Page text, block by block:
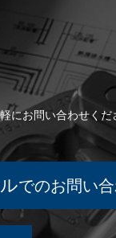
にお問い合わせくだ
でのお問い